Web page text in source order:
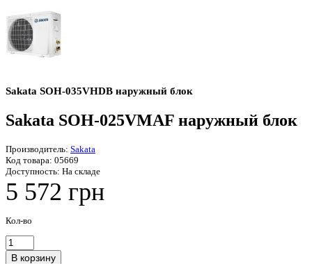
Sakata SOH-035VHDB наружный блок
Sakata SOH-025VMAF наружный блок
Производитель: Sakata
Код товара: 05669
Доступность: На складе
5 572 грн
Кол-во